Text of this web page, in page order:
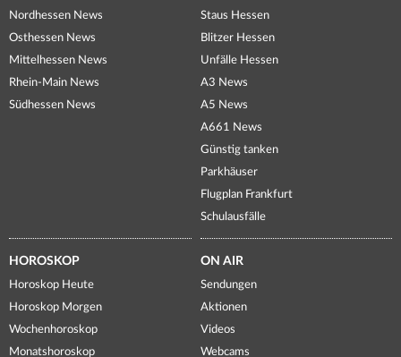
Nordhessen News
Osthessen News
Mittelhessen News
Rhein-Main News
Südhessen News
Staus Hessen
Blitzer Hessen
Unfälle Hessen
A3 News
A5 News
A661 News
Günstig tanken
Parkhäuser
Flugplan Frankfurt
Schulausfälle
HOROSKOP
Horoskop Heute
Horoskop Morgen
Wochenhoroskop
Monatshoroskop
ON AIR
Sendungen
Aktionen
Videos
Webcams